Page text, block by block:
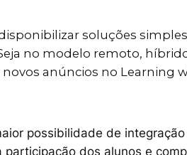
soluções
no modelo remoto,
anúncios no Learning
possibilidade de
dos alunos e